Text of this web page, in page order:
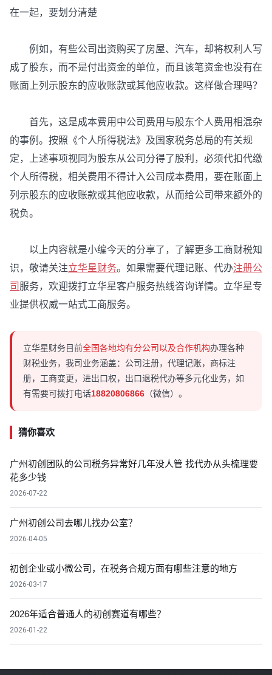
在一起，要划分清楚
例如，有些公司出资购买了房屋、汽车，却将权利人写
成了股东，而不是付出资金的单位，而且该笔资金也没有在
账面上列示股东的应收账款或其他应收款。这样做合理吗？
首先，这是成本费用中公司费用与股东个人费用相混杂
的事例。按照《个人所得税法》及国家税务总局的有关规
定，上述事项视同为股东从公司分得了股利，必须代扣代缴
个人所得税，相关费用不得计入公司成本费用，要在账面上
列示股东的应收账款或其他应收款，从而给公司带来额外的
税负。
以上内容就是小编今天的分享了，了解更多工商财税知
识，敬请关注立华星财务。如果需要代理记账、代办注册公
司 服务，欢迎拨打立华星客户服务热线咨询详情。立华星专
业提供权威一站式工商服务。
立华星财务目前全国各地均有分公司以及合作机构办理各种
财税业务，我司业务涵盖：公司注册，代理记账，商标注
册，工商变更，进出口权，出口退税代办等多元化业务，如
有需要可拨打电话18820806866 （微信）。
猜你喜欢
广州初创团队的公司税务异常好几年没人管 找代办从头梳理要
花多少钱
2026-07-22
广州初创公司去哪儿找办公室？
2026-04-05
初创企业或小微公司，在税务合规方面有哪些注意的地方
2026-03-17
2026年适合普通人的初创赛道有哪些？
2026-01-22